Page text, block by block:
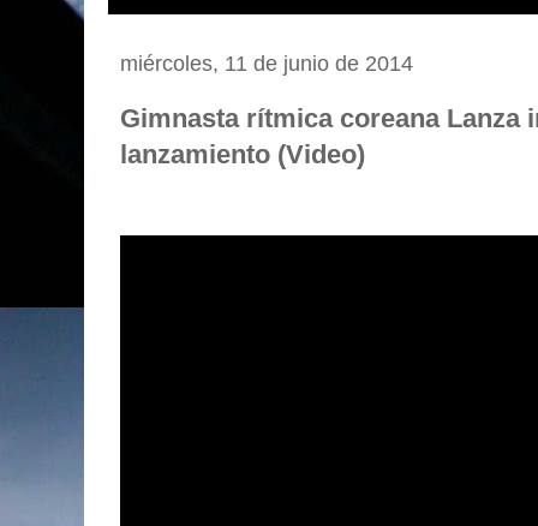
miércoles, 11 de junio de 2014
Gimnasta rítmica coreana Lanza
lanzamiento (Video)